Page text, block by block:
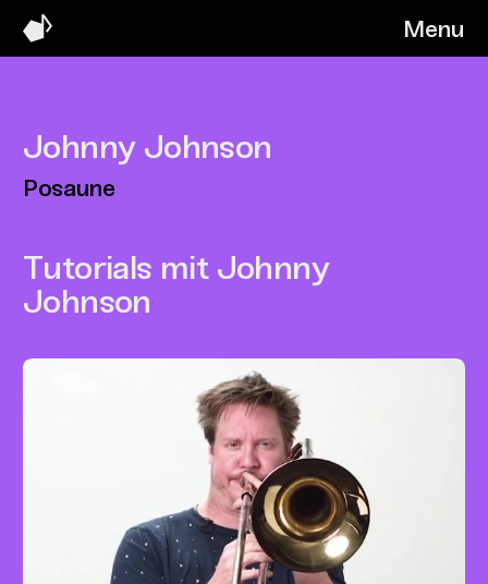
Menu
Johnny Johnson
Posaune
Tutorials mit Johnny
Johnson